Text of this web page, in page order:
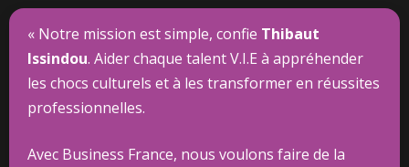
« Notre mission est simple, confie Thibaut
Issindou. Aider chaque talent V.I.E à appréhender
les chocs culturels et à les transformer en réussites
professionnelles.
Avec Business France, nous voulons faire de la